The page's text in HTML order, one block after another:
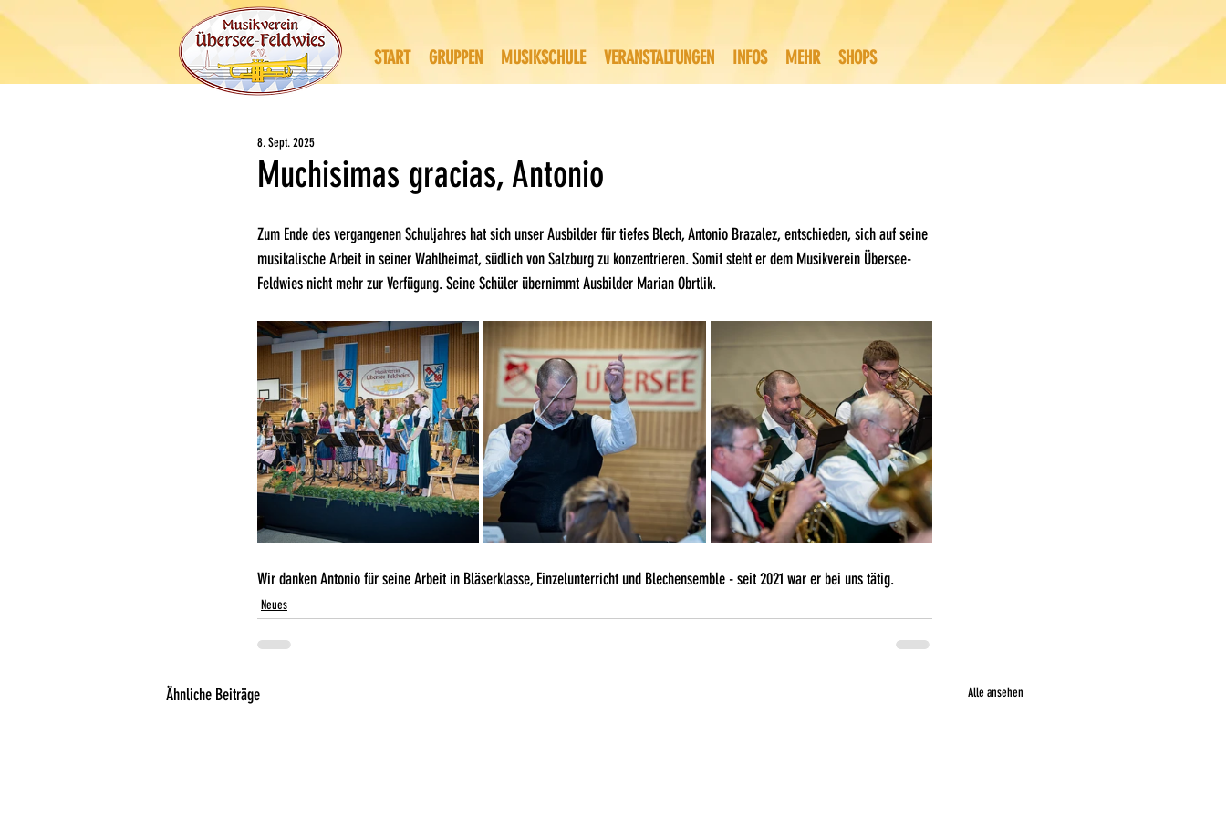
START GRUPPEN MUSIKSCHULE VERANSTALTUNGEN INFOS MEHR SHOPS
Muchisimas gracias, Antonio
8. Sept. 2025
Zum Ende des vergangenen Schuljahres hat sich unser Ausbilder für tiefes Blech, Antonio Brazalez, entschieden, sich auf seine
musikalische Arbeit in seiner Wahlheimat, südlich von Salzburg zu konzentrieren. Somit steht er dem Musikverein Übersee-
Feldwies nicht mehr zur Verfügung. Seine Schüler übernimmt Ausbilder Marian Obrtlik.
Wir danken Antonio für seine Arbeit in Bläserklasse, Einzelunterricht und Blechensemble - seit 2021 war er bei uns tätig.
Neues
Ähnliche Beiträge Alle ansehen